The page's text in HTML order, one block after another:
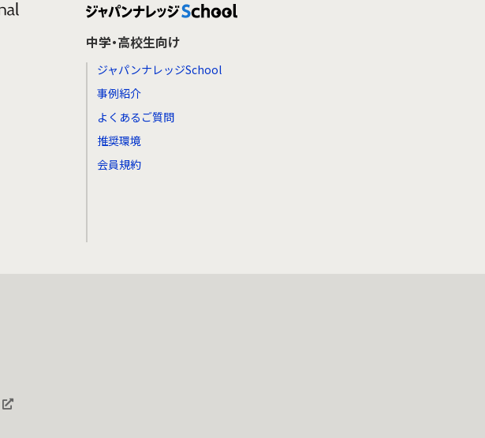
中学・高校生向け
ジャパンナレッジSchool
事例紹介
よくあるご質問
推奨環境
会員規約